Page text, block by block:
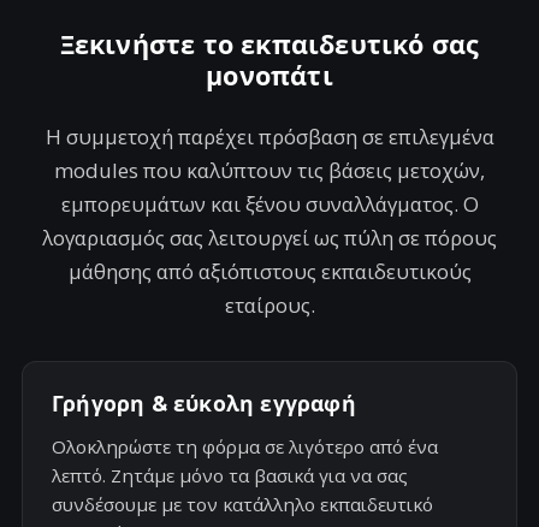
1
Ξεκινήστε το εκπαιδευτικό σας
μονοπάτι
Η συμμετοχή παρέχει πρόσβαση σε επιλεγμένα
modules που καλύπτουν τις βάσεις μετοχών,
εμπορευμάτων και ξένου συναλλάγματος. Ο
λογαριασμός σας λειτουργεί ως πύλη σε πόρους
μάθησης από αξιόπιστους εκπαιδευτικούς
εταίρους.
Γρήγορη & εύκολη εγγραφή
Ολοκληρώστε τη φόρμα σε λιγότερο από ένα
λεπτό. Ζητάμε μόνο τα βασικά για να σας
συνδέσουμε με τον κατάλληλο εκπαιδευτικό